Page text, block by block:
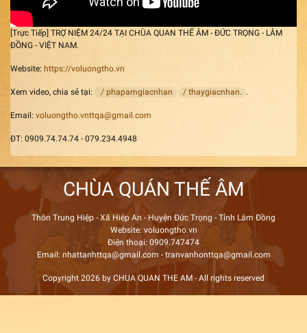
[Trực Tiếp] TRỢ NIỆM 24/24 TẠI CHÙA QUAN THẾ ÂM - ĐỨC TRỌNG - LÂM
ĐỒNG - VIỆT NAM.
Website: https://voluongtho.vn
Xem video, chia sẻ tại: / phapamgiacnhan / thaygiacnhan. .
Email: voluongtho.vnttqa@gmail.com
ĐT: 0909.74.74.74 - 079.234.4948
CHÙA QUÁN THẾ ÂM
Thôn Trung Hiệp - Xã Hiệp An - Huyện Đức Trọng - Tỉnh Lâm Đồng
Website: voluongtho.vn
Điện thoại: 0909.747474
Email: nhattanhttqa@gmail.com - tranvanhonttqa@gmail.com
Copyright 2026 by CHUA QUAN THE AM - All rights reserved